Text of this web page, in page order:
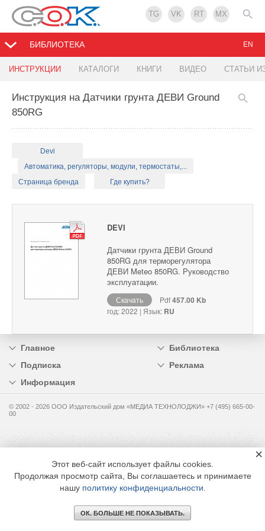
TG VK RT MX
БИБЛИОТЕКА
ИНСТРУКЦИИ КАТАЛОГИ КНИГИ ВИДЕО СТАТЬИ
EN
Инструкция на Датчики грунта ДЕВИ Ground
850RG
Devi
Автоматика, регуляторы, модули, термостаты,...
Страница бренда
Где купить?
DEVI
Датчики грунта ДЕВИ Ground
850RG для терморегулятора
ДЕВИ Meteo 850RG. Руководство
эксплуатации.
Скачать Pdf457.00 Kb
год: 2022 | Язык: RU
Главное
Библиотека
Подписка
Реклама
Информация
© 2002 - 2026 OOO Издательский дом «МЕДИА ТЕХНОЛОДЖИ» +7 (495) 665-00-
00
Этот веб-сайт использует файлы cookies.
Продолжая просмотр сайта, Вы соглашаетесь и принимаете
нашу политику конфиденциальности
ОК. БОЛЬШЕ НЕ ПОКАЗЫВАТЬ.
×